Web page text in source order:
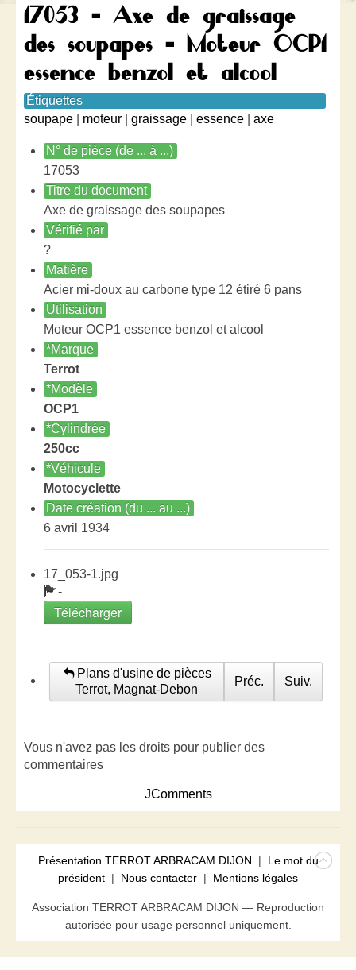
17053 - Axe de graissage
des soupapes - Moteur OCP1
essence benzol et alcool
Étiquettes
soupape
moteur graissage essence axe
N° de pièce (de ... à ...)
17053
Titre du document
Axe de graissage des soupapes
Vérifié par
?
Matière
Acier mi-doux au carbone type 12 étiré 6 pans
Utilisation
Moteur OCP1 essence benzol et alcool
*Marque
Terrot
*Modèle
OCP1
*Cylindrée
250cc
*Véhicule
Motocyclette
Date création (du ... au ...)
6 avril 1934
17_053-1.jpg
-
Télécharger
Plans d'usine de pièces
Terrot, Magnat-Debon
Préc. Suiv.
Vous n'avez pas les droits pour publier des
commentaires
JComments
Présentation TERROT ARBRACAM DIJON | Le mot du
président | Nous contacter | Mentions légales
Association TERROT ARBRACAM DIJON — Reproduction
autorisée pour usage personnel uniquement.